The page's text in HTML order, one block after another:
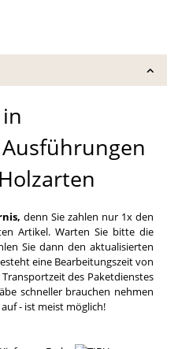
denn Sie zahlen nur 1x den
Artikel. Warten Sie bitte die
Sie dann den aktualisierten
eine Bearbeitungszeit von
des Paketdienstes
schneller brauchen nehmen
- ist meist möglich!